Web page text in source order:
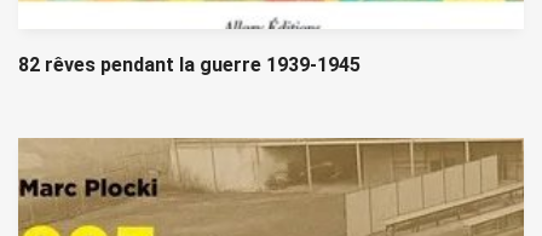
82 rêves pendant la guerre 1939-1945